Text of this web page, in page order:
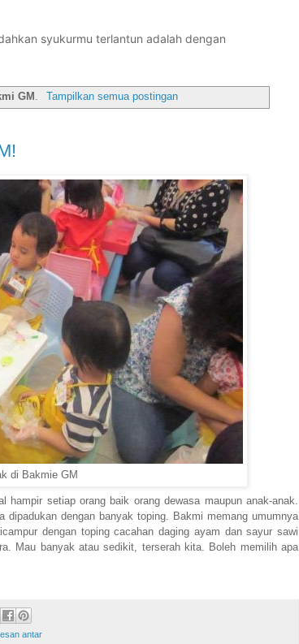
syukurmu terlantun adalah dengan
GM. Tampilkan semua postingan
di Bakmie GM
setiap orang baik orang dewasa maupun anak-anak.
dengan banyak toping. Bakmi memang umumnya
dengan toping cacahan daging ayam dan sayur sawi
Mau banyak atau sedikit, terserah kita. Boleh memilih apa
antar